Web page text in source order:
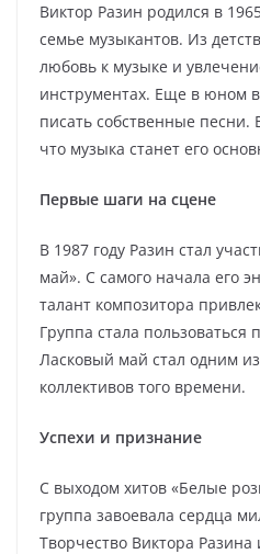
Виктор Разин родился в
семье музыкантов. Из
любовь к музыке и
инструментах. Еще в юном
писать собственные песни.
что музыка станет его
Первые шаги на сцене
В 1987 году Разин стал
май». С самого начала его
талант композитора
Группа стала пользоваться
Ласковый май стал одним
коллективов того времени.
Успехи и признание
С выходом хитов «Белые
группа завоевала сердца
Творчество Виктора Разина